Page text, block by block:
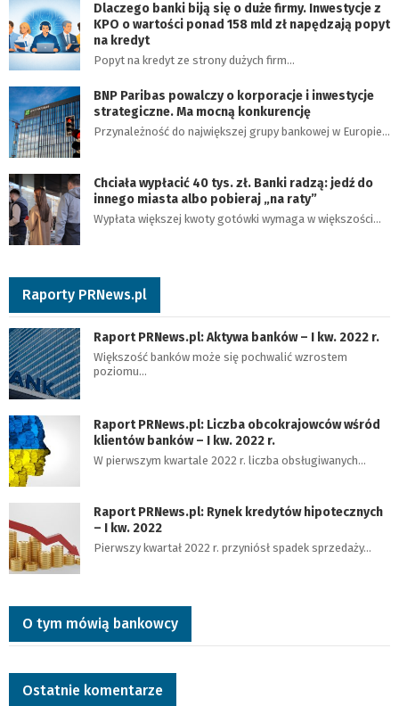
Dlaczego banki biją się o duże firmy. Inwestycje z
KPO o wartości ponad 158 mld zł napędzają popyt
na kredyt
Popyt na kredyt ze strony dużych firm…
BNP Paribas powalczy o korporacje i inwestycje
strategiczne. Ma mocną konkurencję
Przynależność do największej grupy bankowej w Europie…
Chciała wypłacić 40 tys. zł. Banki radzą: jedź do
innego miasta albo pobieraj „na raty”
Wypłata większej kwoty gotówki wymaga w większości…
Raporty PRNews.pl
Raport PRNews.pl: Aktywa banków – I kw. 2022 r.
Większość banków może się pochwalić wzrostem
poziomu…
Raport PRNews.pl: Liczba obcokrajowców wśród
klientów banków – I kw. 2022 r.
W pierwszym kwartale 2022 r. liczba obsługiwanych…
Raport PRNews.pl: Rynek kredytów hipotecznych
– I kw. 2022
Pierwszy kwartał 2022 r. przyniósł spadek sprzedaży…
O tym mówią bankowcy
Ostatnie komentarze